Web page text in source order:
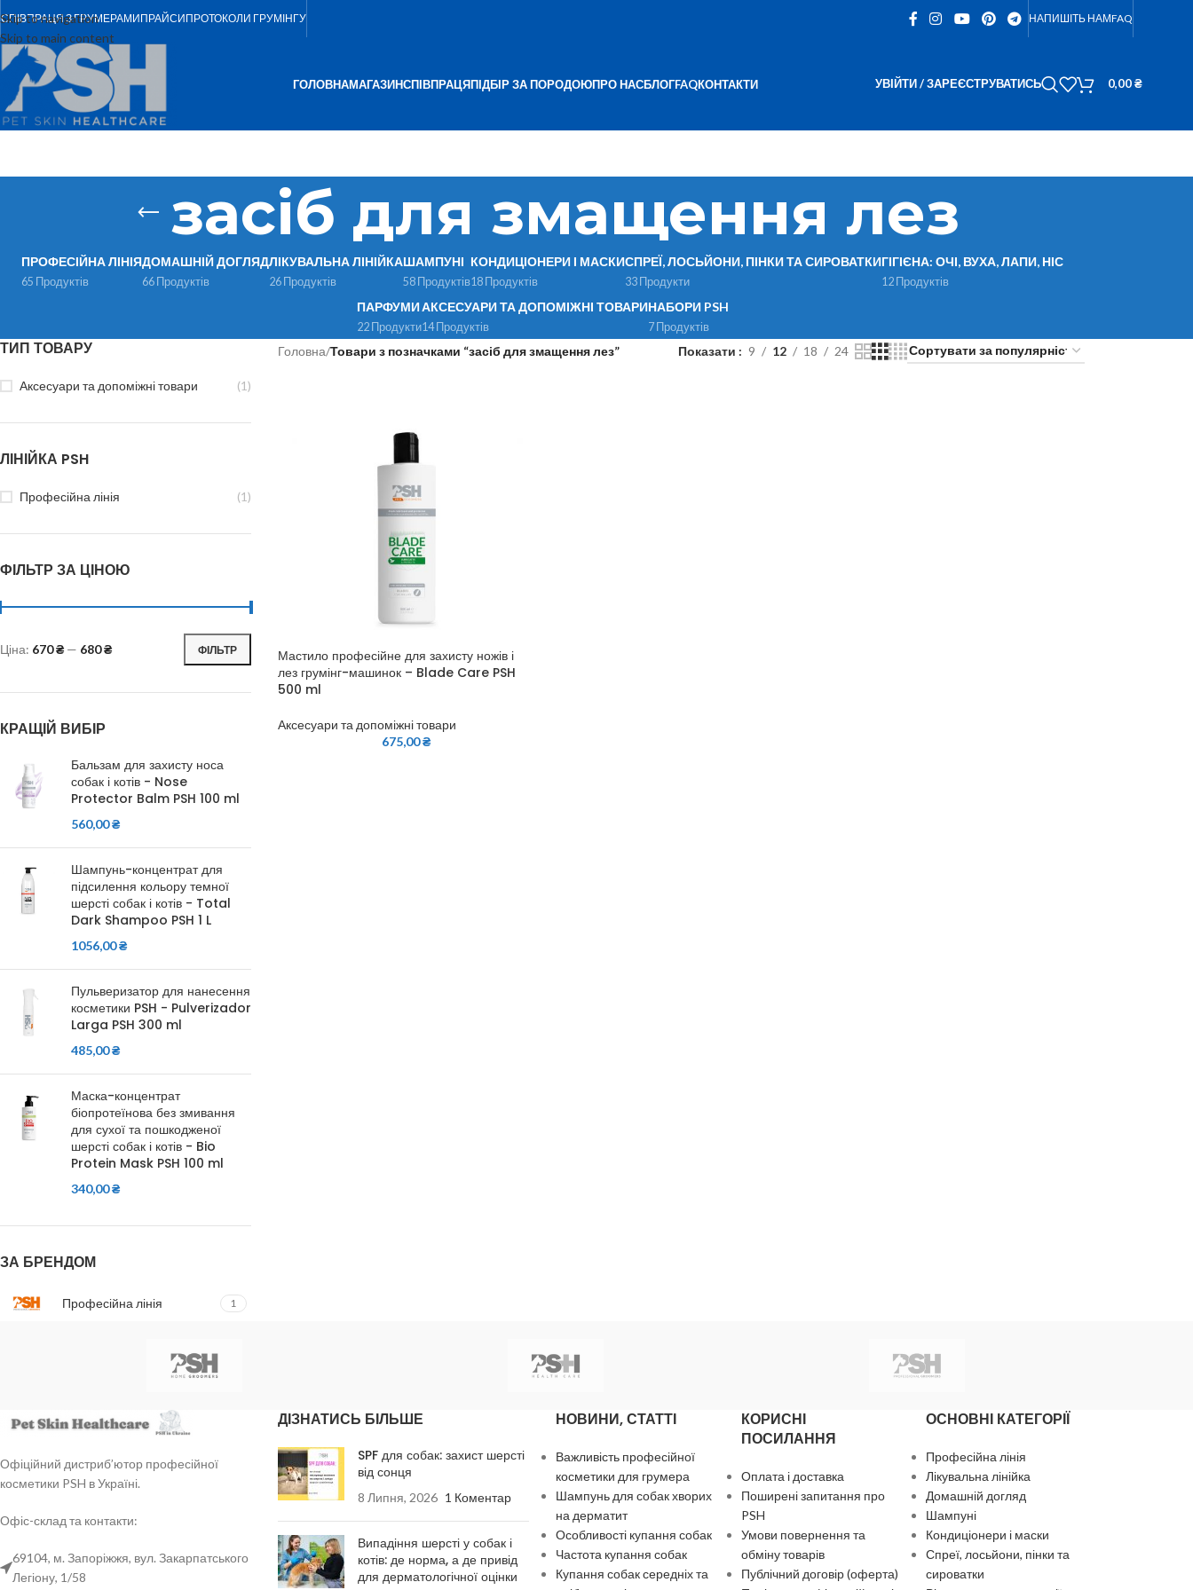
Skip to navigation
Skip to main content
СПІВПРАЦЯ З ГРУМЕРАМИПРАЙСИПРОТОКОЛИ ГРУМІНГУ НАПИШІТЬ НАМFAQ
ГОЛОВНАМАГАЗИНСПІВПРАЦЯПІДБІР ЗА ПОРОДОЮПРО НАСБЛОГFAQКОНТАКТИ УВІЙТИ / ЗАРЕЄСТРУВАТИСЬ 0,00₴
засіб для змащення лез
ПРОФЕСІЙНА ЛІНІЯ
65 Продуктів
ДОМАШНІЙ ДОГЛЯД
66 Продуктів
ЛІКУВАЛЬНА ЛІНІЙКА
26 Продуктів
ШАМПУНІ
58 Продуктів
КОНДИЦІОНЕРИ І МАСКИ
18 Продуктів
СПРЕЇ, ЛОСЬЙОНИ, ПІНКИ ТА СИРОВАТКИ
33 Продукти
ГІГІЄНА: ОЧІ, ВУХА, ЛАПИ, НІС
12 Продуктів
ПАРФУМИ
22 Продукти
АКСЕСУАРИ ТА ДОПОМІЖНІ ТОВАРИ
14 Продуктів
НАБОРИ PSH
7 Продуктів
ТИП ТОВАРУ
Аксесуари та допоміжні товари (1)
ЛІНІЙКА PSH
Професійна лінія (1)
ФІЛЬТР ЗА ЦІНОЮ
ФІЛЬТР
Ціна: 670 ₴ — 680 ₴
КРАЩІЙ ВИБІР
Бальзам для захисту носа
собак і котів - Nose
Protector Balm PSH 100 ml
560,00₴
Шампунь-концентрат для
підсилення кольору темної
шерсті собак і котів - Total
Dark Shampoo PSH 1 L
1056,00₴
Пульверизатор для нанесення
косметики PSH - Pulverizador
Larga PSH 300 ml
485,00₴
Маска-концентрат
біопротеїнова без змивання
для сухої та пошкодженої
шерсті собак і котів - Bio
Protein Mask PSH 100 ml
340,00₴
ЗА БРЕНДОМ
Професійна лінія 1
Головна/Товари з позначками “засіб для змащення лез” Показати 9 12 18 24
Мастило професійне для захисту ножів і
лез грумінг-машинок – Blade Care PSH
500 ml
Аксесуари та допоміжні товари
675,00₴
Офіційний дистриб’ютор професійної
косметики PSH в Україні.
Офіс-склад та контакти:
69104, м. Запоріжжя, вул. Закарпатського
Легіону, 1/58
ДІЗНАТИСЬ БІЛЬШЕ
SPF для собак: захист шерсті
від сонця
8 Липня, 2026 1 Коментар
Випадіння шерсті у собак і
котів: де норма, а де привід
для дерматологічної оцінки
НОВИНИ, СТАТТІ
Важливість професійної
косметики для грумера
Шампунь для собак хворих
на дерматит
Особливості купання собак
Частота купання собак
Купання собак середніх та
КОРИСНІ
ПОСИЛАННЯ
Оплата і доставка
Поширені запитання про
PSH
Умови повернення та
обміну товарів
Публічний договір (оферта)
ОСНОВНІ КАТЕГОРІЇ
Професійна лінія
Лікувальна лінійка
Домашній догляд
Шампуні
Кондиціонери і маски
Спреї, лосьйони, пінки та
сироватки